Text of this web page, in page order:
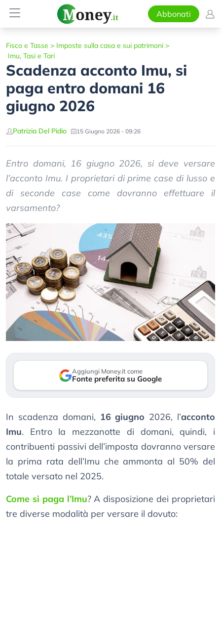
Abbonati
Fisco e Tasse > Imposte sulla casa e sui patrimoni >
Imu, Tasi e Tari
Scadenza acconto Imu, si
paga entro domani 16
giugno 2026
Patrizia Del Pidio 15 Giugno 2026 - 09:26
Entro domani, 16 giugno 2026, si deve versare
l’acconto Imu. I proprietari di prime case di lusso e
di seconde case come dovranno effettuare il
varsamento?
Aggiungi Money.it come
Fonte preferita su Google
In scadenza domani, 16 giugno 2026, l’acconto
Imu. Entro la mezzanotte di domani, quindi, i
contribuenti passivi dell’imposta dovranno versare
la prima rata dell’Imu che ammonta al 50% del
totale versato nel 2025.
Come si paga l’Imu? A disposizione dei proprietari
tre diverse modalità per versare il dovuto: